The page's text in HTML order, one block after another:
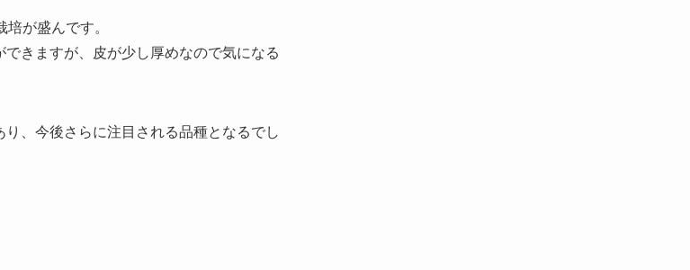
が盛んです。
きますが、皮が少し厚めなので気になる
、今後さらに注目される品種となるでし